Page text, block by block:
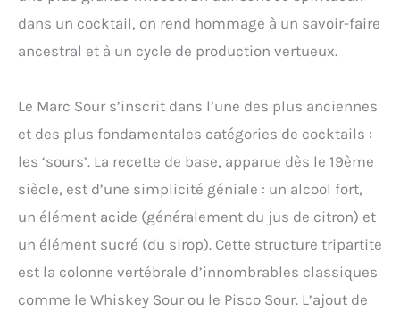
dans un cocktail, on rend hommage à un savoir-faire
ancestral et à un cycle de production vertueux.
Le Marc Sour s’inscrit dans l’une des plus anciennes
et des plus fondamentales catégories de cocktails :
les ‘sours’. La recette de base, apparue dès le 19ème
siècle, est d’une simplicité géniale : un alcool fort,
un élément acide (généralement du jus de citron) et
un élément sucré (du sirop). Cette structure tripartite
est la colonne vertébrale d’innombrables classiques
comme le Whiskey Sour ou le Pisco Sour. L’ajout de